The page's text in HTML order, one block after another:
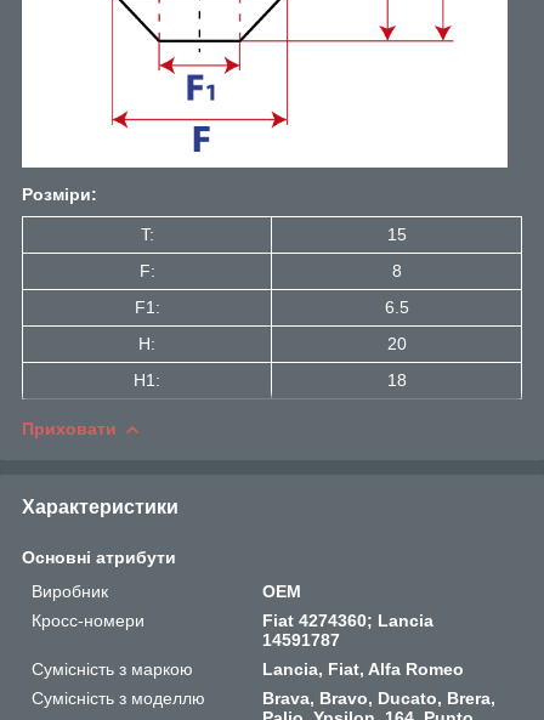
Розміри:
T:
15
F:
8
F1:
6.5
H:
20
H1:
18
Приховати
Характеристики
Основні атрибути
Виробник
OEM
Кросс-номери
Fiat 4274360; Lancia
14591787
Сумісність з маркою
Lancia, Fiat, Alfa Romeo
Сумісність з моделлю
Brava, Bravo, Ducato, Brera,